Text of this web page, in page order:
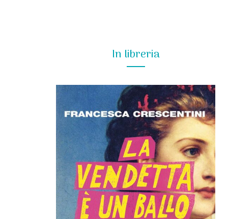
In libreria